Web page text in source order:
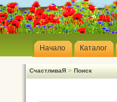
Начало Каталог
СчастливаЯ » Поиск